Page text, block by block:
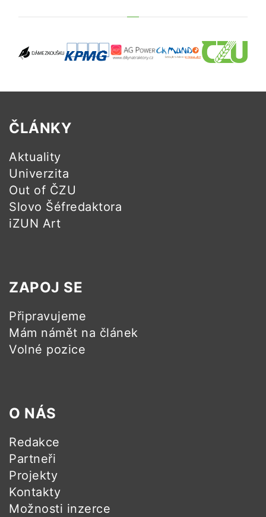
ČLÁNKY
Aktuality
Univerzita
Out of ČZU
Slovo Šéfredaktora
iZUN Art
ZAPOJ SE
Připravujeme
Mám námět na článek
Volné pozice
O NÁS
Redakce
Partneři
Projekty
Kontakty
Možnosti inzerce